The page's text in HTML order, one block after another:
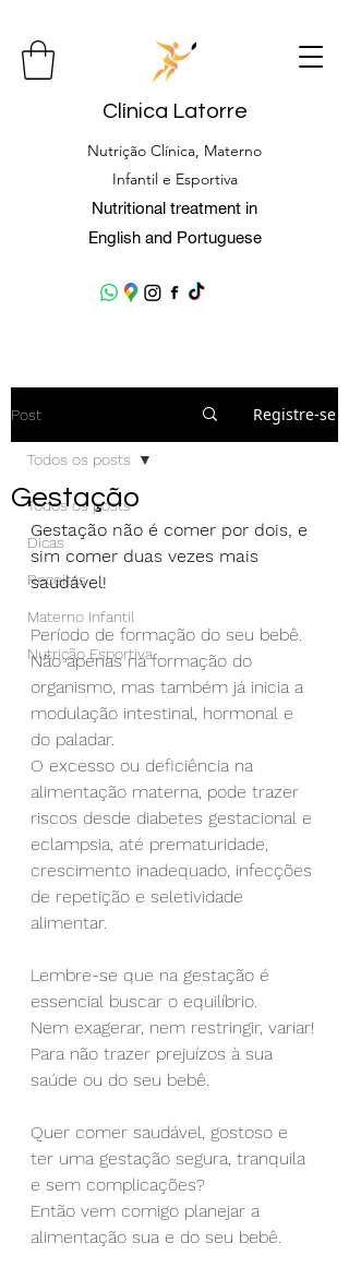
Clínica Latorre
Nutrição Clínica, Materno
Infantil e Esportiva
Nutritional treatment in
English and Portuguese
Post Registre-se
Todos os posts
Dicas
Receitas
Materno Infantil
Nutrição Esportiva
Todos os posts
Gestação
Gestação não é comer por dois, e
sim comer duas vezes mais
saudável!
Período de formação do seu bebê.
Não apenas na formação do
organismo, mas também já inicia a
modulação intestinal, hormonal e
do paladar.
O excesso ou deficiência na
alimentação materna, pode trazer
riscos desde diabetes gestacional e
eclampsia, até prematuridade,
crescimento inadequado, infecções
de repetição e seletividade
alimentar.
Lembre-se que na gestação é
essencial buscar o equilíbrio.
Nem exagerar, nem restringir, variar!
Para não trazer prejuízos à sua
saúde ou do seu bebê.
Quer comer saudável, gostoso e
ter uma gestação segura, tranquila
e sem complicações?
Então vem comigo planejar a
alimentação sua e do seu bebê.